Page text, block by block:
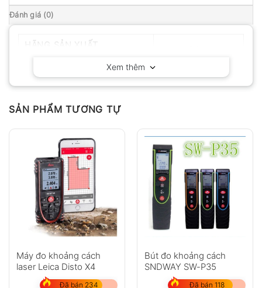
Đánh giá (0)
Xem thêm
SẢN PHẨM TƯƠNG TỰ
Máy đo khoảng cách
laser Leica Disto X4
Đã bán 234
Bút đo khoảng cách
SNDWAY SW-P35
Đã bán 118